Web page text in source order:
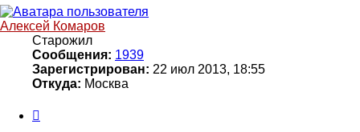
началу
Алексей Комаров
Старожил
Сообщения: 1939
Зарегистрирован: 22 июл 2013, 18:55
Откуда: Москва